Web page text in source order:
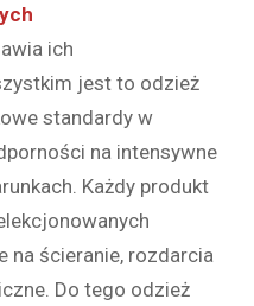
ich
jest to odzież
standardy w
na intensywne
Każdy produkt
na ścieranie, rozdarcia
Do tego odzież